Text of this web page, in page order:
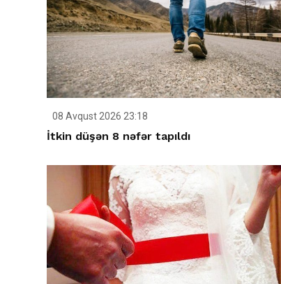
08 Avqust 2026 23:18
İtkin düşən 8 nəfər tapıldı